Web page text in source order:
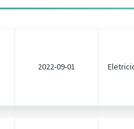
2022-09-01